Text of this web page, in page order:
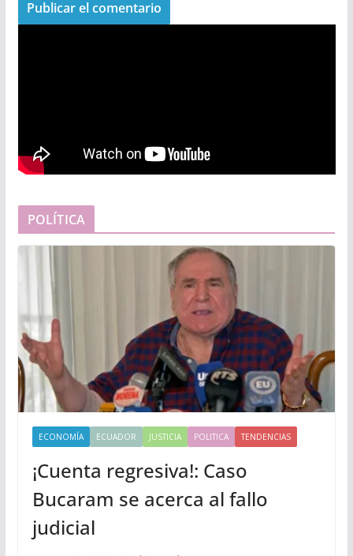
POLÍTICA
ECONOMÍA ECUADOR JUSTICIA POLITICA TENDENCIAS
¡Cuenta regresiva!: Caso
Bucaram se acerca al fallo
judicial